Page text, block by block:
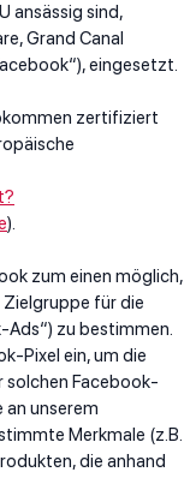
ansässig sind,
Grand Canal
eingesetzt.
zertifiziert
).
zum einen möglich,
Zielgruppe für die
Ads“) zu bestimmen.
Pixel ein, um die
solchen Facebook-
an unserem
Merkmale (z.B.
die anhand